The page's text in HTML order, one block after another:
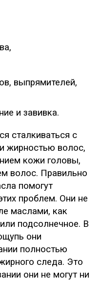
выпрямителей,
и завивка.
сталкиваться с
жирностью волос,
кожи головы,
волос. Правильно
помогут
проблем. Они не
маслами, как
подсолнечное. В
они
полностью
следа. Это
они не могут ни